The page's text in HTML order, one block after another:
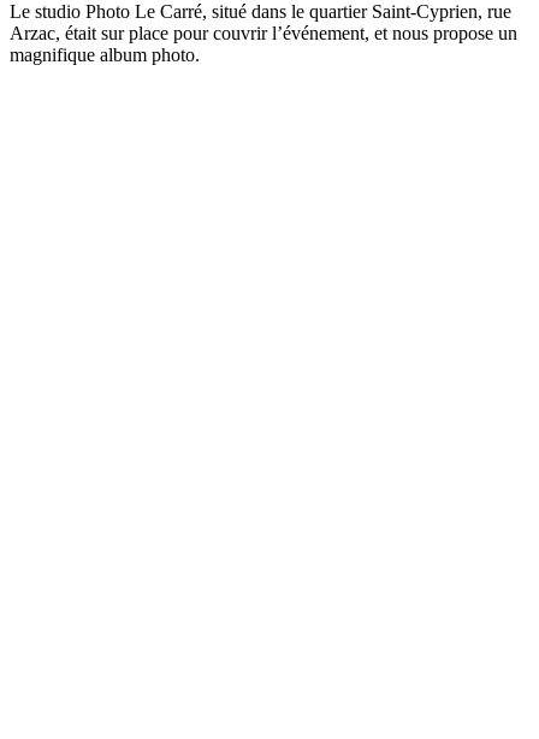
Le studio Photo Le Carré, situé dans le quartier Saint-Cyprien, rue
Arzac, était sur place pour couvrir l’événement, et nous propose un
magnifique album photo.